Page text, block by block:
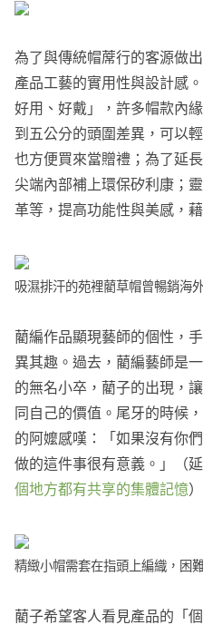
為了與傳統帽蓆行的客源做
產品工藝的實用性與設計感
好用、好戴」，許多帽款內
到五公分的頭圍差異，可以
也方便買來當贈禮；為了延
尖端內部補上環保矽利康；
革等，提高功能性與美感，
吸濕排汗的苑裡藺草帽曾暢銷海
藺編作品顯現藝師的個性，
異其趣。過去，藺編藝師是
的無名小卒，藺子的出現，
同自己的價值。尾牙的時候
的阿嬤感嘆：「如果沒有你
做的這件事很有意義。」（延
個地方都有共享的集體記憶）
精緻小帽需套在指頭上編織，困
藺子希望客人看見產品的「